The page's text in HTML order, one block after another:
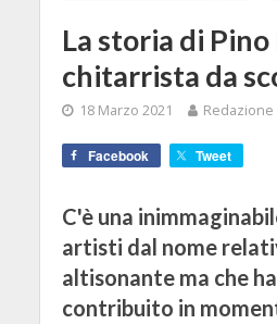
La storia di Pino
chitarrista da
18 Marzo 2021 Redazione
Facebook Tweet
C'è una
artisti dal nome
altisonante ma che
contribuito in